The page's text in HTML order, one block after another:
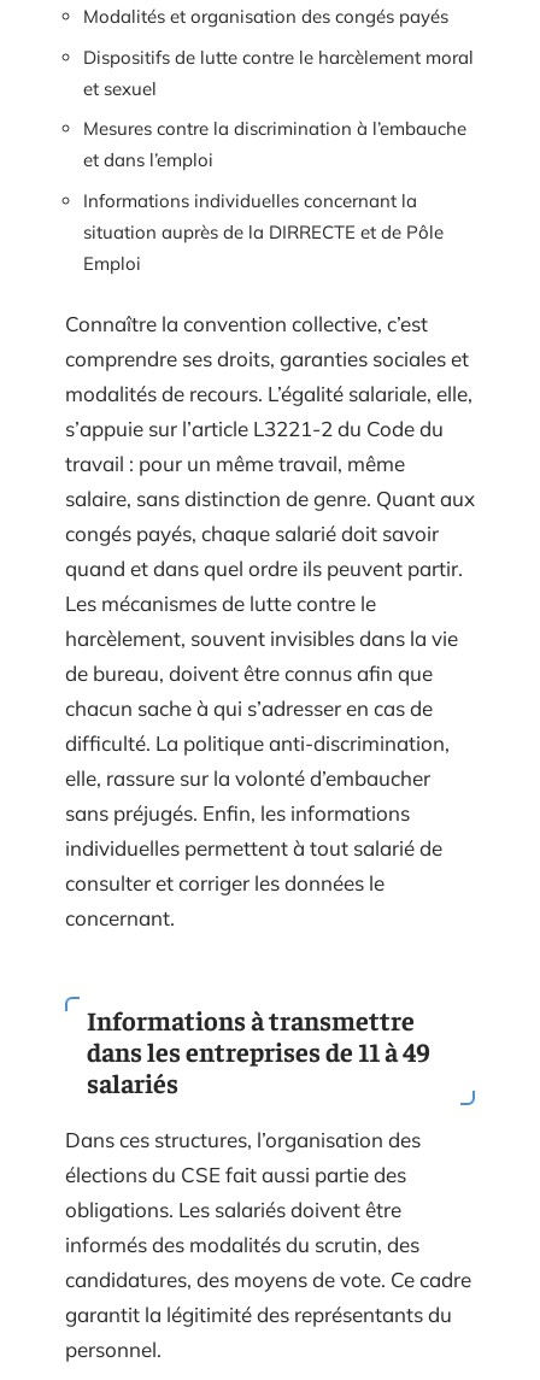
Modalités et organisation des congés payés
Dispositifs de lutte contre le harcèlement moral
et sexuel
Mesures contre la discrimination à l’embauche
et dans l’emploi
Informations individuelles concernant la
situation auprès de la DIRRECTE et de Pôle
Emploi
Connaître la convention collective, c’est
comprendre ses droits, garanties sociales et
modalités de recours. L’égalité salariale, elle,
s’appuie sur l’article L3221-2 du Code du
travail : pour un même travail, même
salaire, sans distinction de genre. Quant aux
congés payés, chaque salarié doit savoir
quand et dans quel ordre ils peuvent partir.
Les mécanismes de lutte contre le
harcèlement, souvent invisibles dans la vie
de bureau, doivent être connus afin que
chacun sache à qui s’adresser en cas de
difficulté. La politique anti-discrimination,
elle, rassure sur la volonté d’embaucher
sans préjugés. Enfin, les informations
individuelles permettent à tout salarié de
consulter et corriger les données le
concernant.
Informations à transmettre
dans les entreprises de 11 à 49
salariés
Dans ces structures, l’organisation des
élections du CSE fait aussi partie des
obligations. Les salariés doivent être
informés des modalités du scrutin, des
candidatures, des moyens de vote. Ce cadre
garantit la légitimité des représentants du
personnel.